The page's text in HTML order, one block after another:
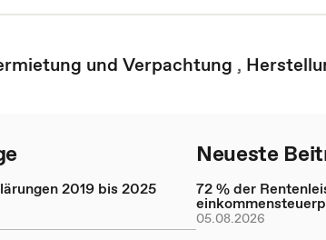
und Verpachtung ,
2019 bis 2025
Neueste
72 % der
05.08.2026